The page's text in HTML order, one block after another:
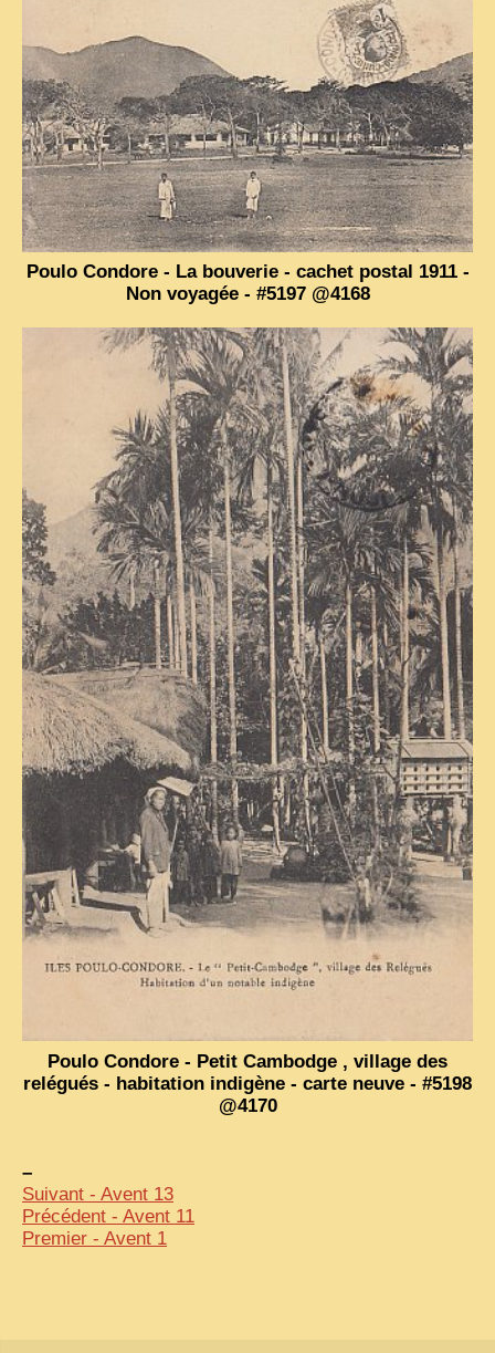
Poulo Condore - La bouverie - cachet postal 1911 -
Non voyagée - #5197 @4168
Poulo Condore - Petit Cambodge , village des
relégués - habitation indigène - carte neuve - #5198
@4170
–
Suivant - Avent 13
Précédent - Avent 11
Premier - Avent 1